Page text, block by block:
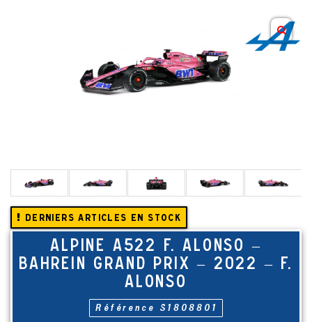
ALPINE A522 F. ALONSO –
BAHREIN GRAND PRIX – 2022 – F.
ALONSO
Référence S1808801
Derniers articles en stock